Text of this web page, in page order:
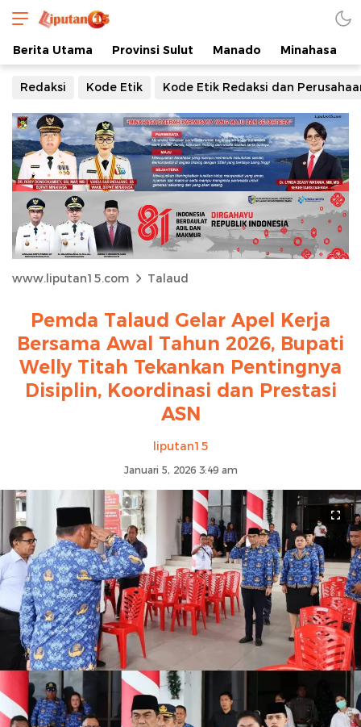
Berita Utama Provinsi Sulut Manado Minahasa
Redaksi Kode Etik Kode Etik Redaksi dan
www.liputan15.com Talaud
Pemda Talaud Gelar Apel Kerja
Bersama Awal Tahun 2026, Bupati
Welly Titah Tekankan Pentingnya
Disiplin, Koordinasi dan Prestasi
ASN
liputan15
Januari 5, 2026 3:49 am